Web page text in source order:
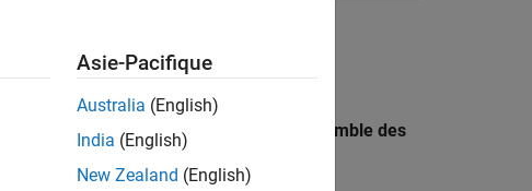
recherche par lieu pour trouver l’ensemble des
Asie-Pacifique
Australia (English)
India (English)
New Zealand (English)